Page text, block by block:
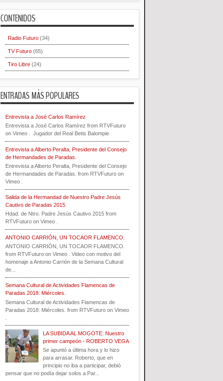
CONTENIDOS
Radio Futuro (34)
TV Futuro (65)
Tiro Libre (24)
ENTRADAS MÁS POPULARES
Entrevista a José Carlos Ramírez
Entrevista a José Carlos Ramírez from RTVFuturo
on Vimeo . Jugador del Real Betis Balompie
Entrevista a Alberto Peralta, Presidente del Consejo
de Hermandades de Paradas.
Entrevista a Alberto Peralta, Presidente del Consejo
de Hermandades de Paradas. from RTVFuturo on
Vimeo .
Salida de la Hermandad de Nuestro Padre Jesús
Cautivo de Paradas 2015
Hdad. de Ntro. Padre Jesús Cautivo 2015 from
RTVFuturo on Vimeo .
ANTONIO CARRIÓN, UN TOCAOR FLAMENCO.
ANTONIO CARRIÓN, UN TOCAOR FLAMENCO.
from RTVFuturo on Vimeo . Video con motivo del
homenaje a Antonio Carrión de la Semana Cultural
de...
Semana Cultural de Actividades Flamencas de
Paradas 2018: Miércoles.
Semana Cultural de Actividades Flamencas de
Paradas 2018: Miércoles. from RTVFuturo on Vimeo
LA SUBIDA AL MOGOTE: Nuestro
primer campeón - ROBERTO VEGA
Se apuntó a última hora y lo hizo
para arrasar. Roberto, que en
principio no iba a participar, debió
pensar que no podía dejar solos a Par...